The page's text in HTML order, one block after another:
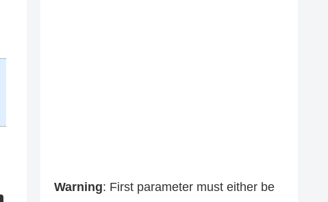
Warning: First parameter must either be